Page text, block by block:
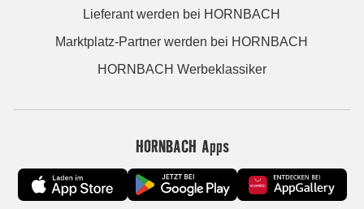
Lieferant werden bei HORNBACH
Marktplatz-Partner werden bei HORNBACH
HORNBACH Werbeklassiker
HORNBACH Apps